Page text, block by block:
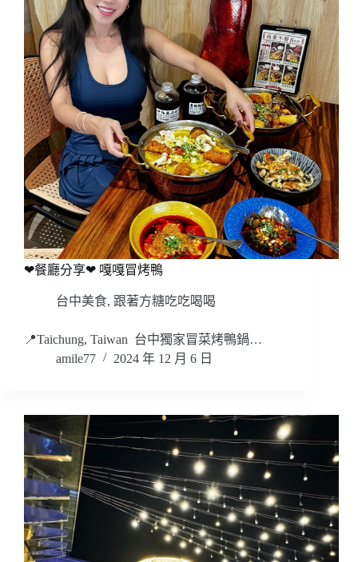
❤餐廳分享❤ 嘎嘎冒烤鴨
台中美食, 跟著方糖吃吃喝喝
📍Taichung, Taiwan 台中獨家冒菜烤鴨鍋…
amile77
2024 年 12 月 6 日